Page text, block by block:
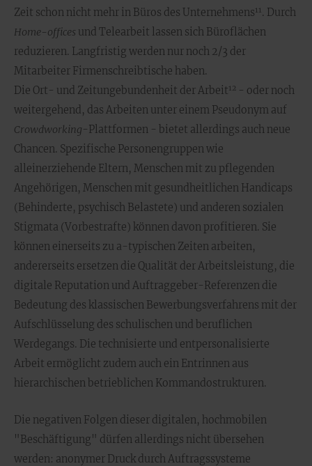
Zeit schon nicht mehr in Büros des Unternehmens 11 . Durch
Home-offices und Telearbeit lassen sich Büroflächen
reduzieren. Langfristig werden nur noch 2/3 der
Mitarbeiter Firmenschreibtische haben.
Die Ort- und Zeitungebundenheit der Arbeit 12 - oder noch
weitergehend, das Arbeiten unter einem Pseudonym auf
Crowdworking-Plattformen - bietet allerdings auch neue
Chancen. Spezifische Personengruppen wie
alleinerziehende Eltern, Menschen mit zu pflegenden
Angehörigen, Menschen mit gesundheitlichen Handicaps
(Behinderte, psychisch Belastete) und anderen sozialen
Stigmata (Vorbestrafte) können davon profitieren. Sie
können einerseits zu a-typischen Zeiten arbeiten,
andererseits ersetzen die Qualität der Arbeitsleistung, die
digitale Reputation und Auftraggeber-Referenzen die
Bedeutung des klassischen Bewerbungsverfahrens mit der
Aufschlüsselung des schulischen und beruflichen
Werdegangs. Die technisierte und entpersonalisierte
Arbeit ermöglicht zudem auch ein Entrinnen aus
hierarchischen betrieblichen Kommandostrukturen.
Die negativen Folgen dieser digitalen, hochmobilen
"Beschäftigung" dürfen allerdings nicht übersehen
werden: anonymer Druck durch Auftragssysteme